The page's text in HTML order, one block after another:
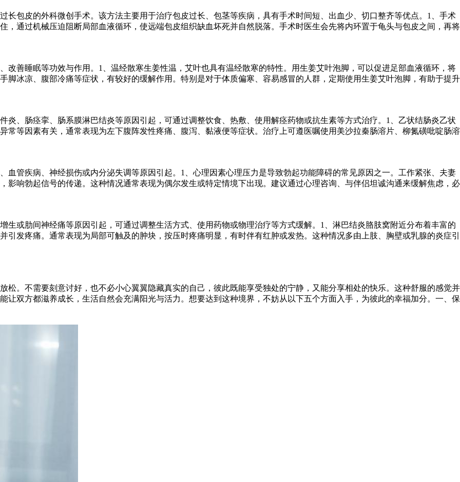
长包皮的外科微创手术。该方法主要用于治疗包皮过长、包茎等疾病，具有手术时间短、出血少、切口整齐等优点。1、手术
，通过机械压迫阻断局部血液循环，使远端包皮组织缺血坏死并自然脱落。手术时医生会先将内环置于龟头与包皮之间，再将
改善睡眠等功效与作用。1、温经散寒生姜性温，艾叶也具有温经散寒的特性。用生姜艾叶泡脚，可以促进足部血液循环，将
脚冰凉、腹部冷痛等症状，有较好的缓解作用。特别是对于体质偏寒、容易感冒的人群，定期使用生姜艾叶泡脚，有助于提升
炎、肠痉挛、肠系膜淋巴结炎等原因引起，可通过调整饮食、热敷、使用解痉药物或抗生素等方式治疗。1、乙状结肠炎乙状
常等因素有关，通常表现为左下腹阵发性疼痛、腹泻、黏液便等症状。治疗上可遵医嘱使用美沙拉秦肠溶片、柳氮磺吡啶肠溶
血管疾病、神经损伤或内分泌失调等原因引起。1、心理因素心理压力是导致勃起功能障碍的常见原因之一。工作紧张、夫妻
影响勃起信号的传递。这种情况通常表现为偶尔发生或特定情境下出现。建议通过心理咨询、与伴侣坦诚沟通来缓解焦虑，必
生或肋间神经痛等原因引起，可通过调整生活方式、使用药物或物理治疗等方式缓解。1、淋巴结炎胳肢窝附近分布着丰富的
发疼痛。通常表现为局部可触及的肿块，按压时疼痛明显，有时伴有红肿或发热。这种情况多由上肢、胸壁或乳腺的炎症引
松。不需要刻意讨好，也不必小心翼翼隐藏真实的自己，彼此既能享受独处的宁静，又能分享相处的快乐。这种舒服的感觉并
让双方都滋养成长，生活自然会充满阳光与活力。想要达到这种境界，不妨从以下五个方面入手，为彼此的幸福加分。一、保